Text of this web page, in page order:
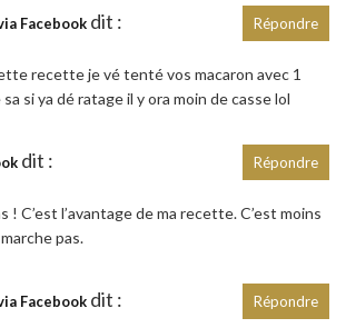
Facebook dit :
recette je vé tenté vos macaron avec 1
si ya dé ratage il y ora moin de casse lol
Répondre
dit :
! C’est l’avantage de ma recette. C’est moins
pas.
Répondre
Facebook dit : Répondre